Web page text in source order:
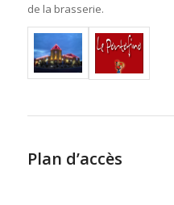
de la brasserie.
Plan d’accès